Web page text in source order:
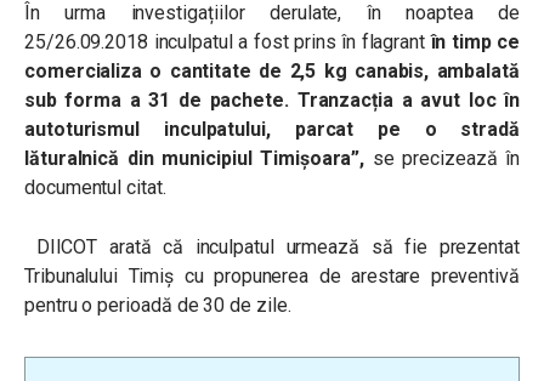
În urma investigațiilor derulate, în noaptea de
25/26.09.2018 inculpatul a fost prins în flagrant în timp ce
comercializa o cantitate de 2,5 kg canabis, ambalată
sub forma a 31 de pachete. Tranzacția a avut loc în
autoturismul inculpatului, parcat pe o stradă
lăturalnică din municipiul Timișoara”, se precizează în
documentul citat.
DIICOT arată că inculpatul urmează să fie prezentat
Tribunalului Timiș cu propunerea de arestare preventivă
pentru o perioadă de 30 de zile.